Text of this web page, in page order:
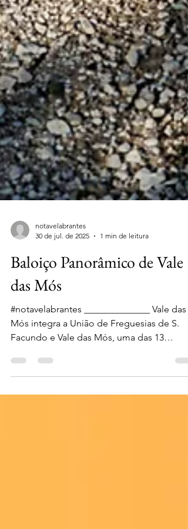
30 de jul. de 2025
1 min de leitura
Baloiço Panorâmico de Vale
das Mós
#notavelabrantes ______________ Vale das
Facundo e Vale das Mós, uma das 13
freguesias do...